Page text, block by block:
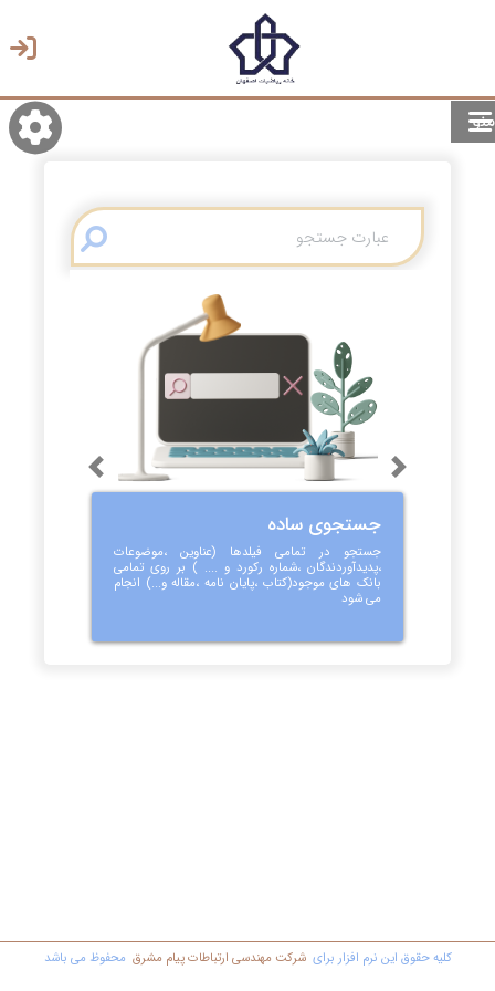
منو
انتخاب زبان
جستجوی ساده
جستجو در تمامی فیلدها (عناوین ،موضوعات
،پدیدآوردندگان ،شماره رکورد و .... ) بر روی تمامی
بانک های موجود(کتاب ،پایان نامه ،مقاله و...) انجام
می شود
Previous Next
کليه حقوق اين نرم افزار برای شرکت مهندسي ارتباطات پیام مشرق محفوظ مي باشد